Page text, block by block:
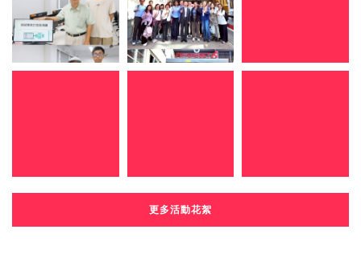
更多活動花絮